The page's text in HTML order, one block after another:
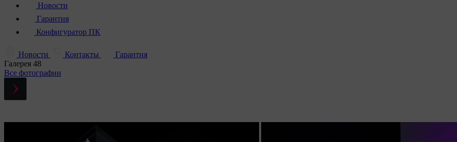
Новости
Гарантия
Конфигуратор ПК
Новости Контакты
Гарантия
Галерея 48
Все фотографии